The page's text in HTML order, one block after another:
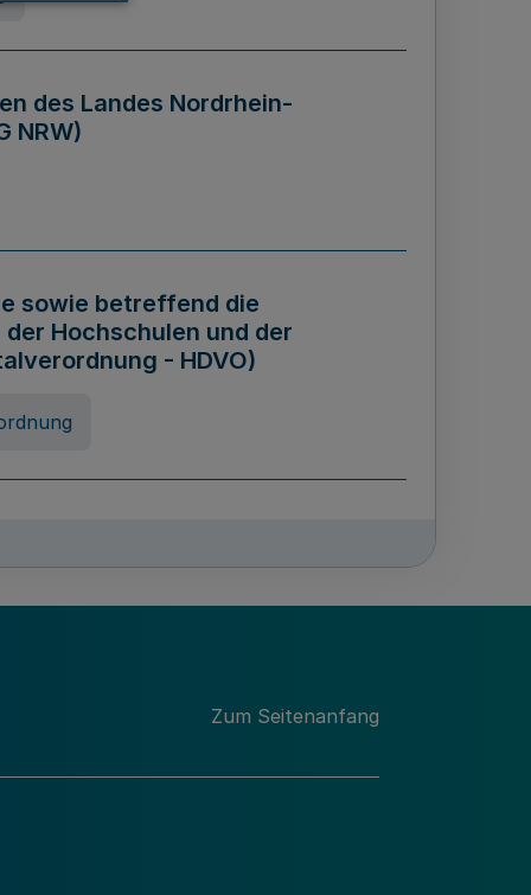
des Landes Nordrhein-
NRW)
sowie betreffend die
Hochschulen und der
- HDVO)
des Landes Nordrhein-
Zum Seitenanfang